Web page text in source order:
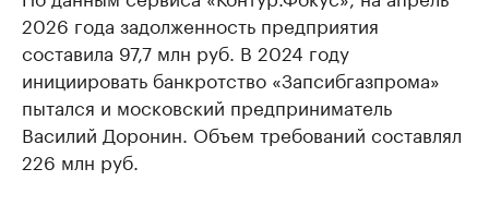
2026 года задолженность предприятия
составила 97,7 млн руб. В 2024 году
инициировать банкротство «Запсибгазпрома»
пытался и московский предприниматель
Василий Доронин. Объем требований составлял
226 млн руб.